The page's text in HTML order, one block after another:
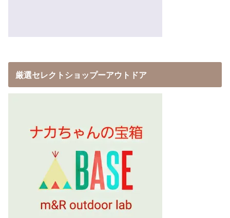
厳選セレクトショップーアウトドア